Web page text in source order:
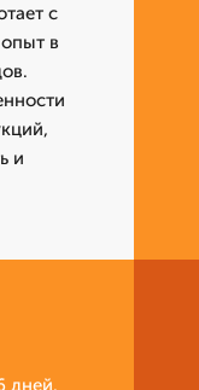
с
в
и
дней.